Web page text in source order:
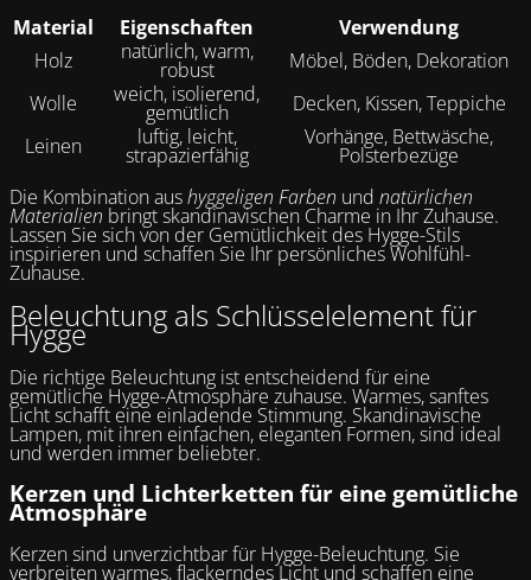
Material
Eigenschaften
Verwendung
Holz
natürlich, warm,
robust
Möbel, Böden, Dekoration
Wolle
weich, isolierend,
gemütlich
Decken, Kissen, Teppiche
Leinen
luftig, leicht,
strapazierfähig
Vorhänge, Bettwäsche,
Polsterbezüge
Die Kombination aushyggeligen Farben und natürlichen
Materialien bringt skandinavischen Charme in Ihr Zuhause.
Lassen Sie sich von der Gemütlichkeit des Hygge-Stils
inspirieren und schaffen Sie Ihr persönliches Wohlfühl-
Zuhause.
Beleuchtung als Schlüsselelement für
Hygge
Die richtige Beleuchtung ist entscheidend für eine
gemütliche Hygge-Atmosphäre zuhause. Warmes, sanftes
Licht schafft eine einladende Stimmung. Skandinavische
Lampen, mit ihren einfachen, eleganten Formen, sind ideal
und werden immer beliebter.
Kerzen und Lichterketten für eine gemütliche
Atmosphäre
Kerzen sind unverzichtbar für Hygge-Beleuchtung. Sie
verbreiten warmes, flackerndes Licht und schaffen eine